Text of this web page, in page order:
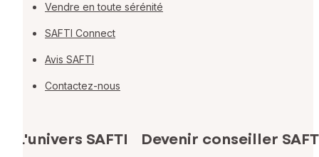
Vendre en toute sérénité
SAFTI Connect
Avis SAFTI
Contactez-nous
L'univers SAFTI Devenir conseiller